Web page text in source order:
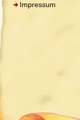
Impressum